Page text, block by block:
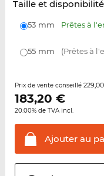
Taille et disponibilité
53 mm Prêtes à
55 mm (Prêtes à
Prix de vente conseillé
183,20 €
20.00% de TVA incl.
Ajouter au